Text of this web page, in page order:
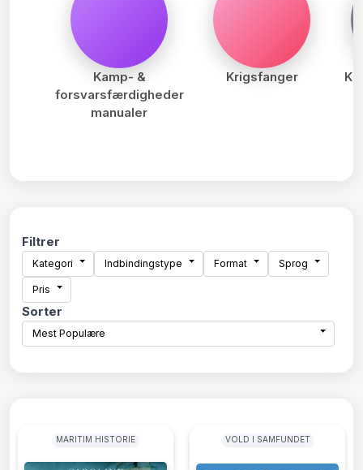
Kamp- &
forsvarsfærdigheder
manualer
Krigsfanger
Filtrer
Kategori Indbindingstype Format Sprog
Pris
Sorter
Mest Populære
MARITIM HISTORIE VOLD I SAMFUNDET